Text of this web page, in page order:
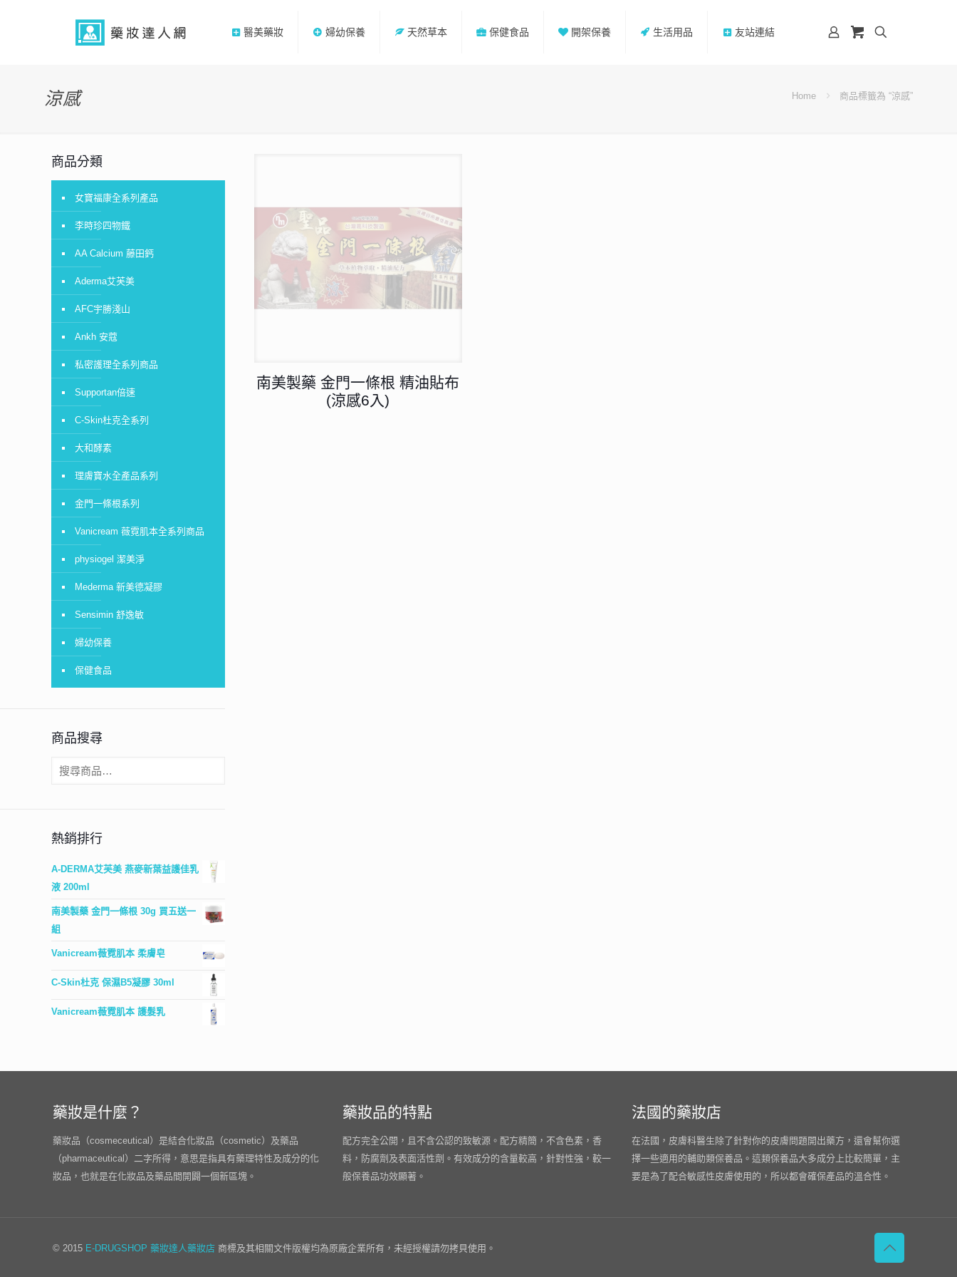
醫美藥妝 婦幼保養 天然草本 保健食品 開架保養 生活用品 友站連結
涼感 Home 商品標籤為 “涼感”
南美製藥 金門一條根 精油貼布
(涼感6入)
商品分類
女寶福康全系列產品
李時珍四物鐵
AA Calcium 藤田鈣
Aderma艾芙美
AFC宇勝淺山
Ankh 安蔻
私密護理全系列商品
Supportan倍速
C-Skin杜克全系列
大和酵素
理膚寶水全產品系列
金門一條根系列
Vanicream 薇霓肌本全系列商品
physiogel 潔美淨
Mederma 新美德凝膠
Sensimin 舒逸敏
婦幼保養
保健食品
商品搜尋
熱銷排行
A-DERMA艾芙美 燕麥新葉益護佳乳
液 200ml
南美製藥 金門一條根 30g 買五送一
組
Vanicream薇霓肌本 柔膚皂
C-Skin杜克 保濕B5凝膠 30ml
Vanicream薇霓肌本 護髮乳
藥妝是什麼？
藥妝品（cosmeceutical）是結合化妝品（cosmetic）及藥品
（pharmaceutical）二字所得，意思是指具有藥理特性及成分的化
妝品，也就是在化妝品及藥品間開闢一個新區塊。
藥妝品的特點
配方完全公開，且不含公認的致敏源。配方精簡，不含色素，香
料，防腐劑及表面活性劑。有效成分的含量較高，針對性強，較一
般保養品功效顯著。
法國的藥妝店
在法國，皮膚科醫生除了針對你的皮膚問題開出藥方，還會幫你選
擇一些適用的輔助類保養品。這類保養品大多成分上比較簡單，主
要是為了配合敏感性皮膚使用的，所以都會確保產品的溫合性。
© 2015 E-DRUGSHOP 藥妝達人藥妝店 商標及其相關文件版權均為原廠企業所有，未經授權請勿拷貝使用。